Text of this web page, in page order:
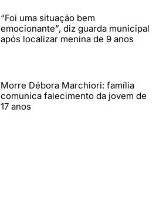
“Foi uma situação bem
emocionante”, diz guarda municipal
após localizar menina de 9 anos
Morre Débora Marchiori: família
comunica falecimento da jovem de
17 anos